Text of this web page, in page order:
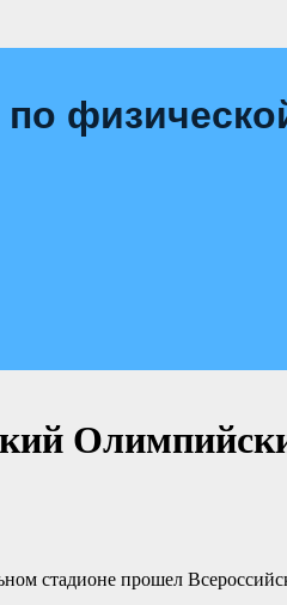
стадионе прошел